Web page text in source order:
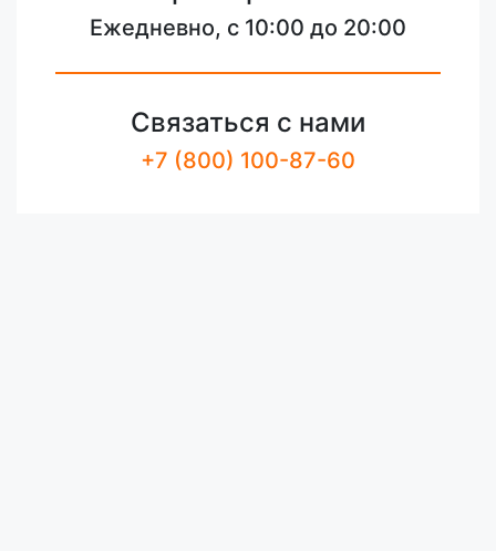
Ежедневно, с 10:00 до 20:00
Связаться с нами
+7 (800) 100-87-60